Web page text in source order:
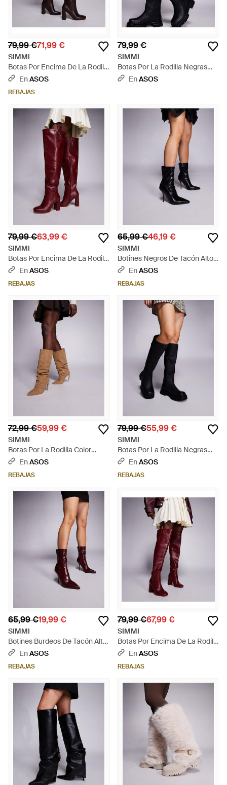
79,99 €71,99 €
SIMMI
Botas Por Encima De La Rodilla
Marrones De Tacón Harrieta
Negro
EnASOS
REBAJAS
79,99 €
SIMMI
Botas Por La Rodilla Negras
Con Suela Gruesa Ronnie De
EnASOS
79,99 €63,99 €
SIMMI
Botas Por Encima De La Rodilla
Con Tacón Harrieta De Simmi
EnASOS
REBAJAS
65,99 €46,19 €
SIMMI
Botines Negros De Tacón Alto
Miletus De Simmi London -
EnASOS
REBAJAS
72,99 €59,99 €
SIMMI
Botas Por La Rodilla Color
Tostado Con Tacón Curvado
Neutro - Neutro
EnASOS
REBAJAS
79,99 €55,99 €
SIMMI
Botas Por La Rodilla Negras
Con Suela Gruesa Ronnie De
EnASOS
REBAJAS
65,99 €19,99 €
SIMMI
Botines Burdeos De Tacón Alto
Miletus De Simmi London-Rojo
EnASOS
REBAJAS
79,99 €67,99 €
SIMMI
Botas Por Encima De La Rodilla
De Tacón Harrieta De Simmi
EnASOS
REBAJAS